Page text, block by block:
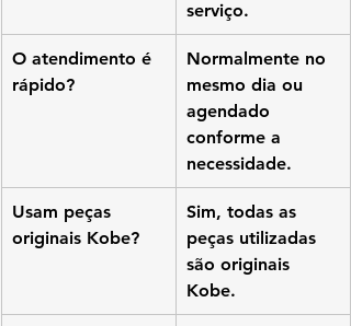
serviço.
O atendimento é
rápido?
Normalmente no
mesmo dia ou
agendado
conforme a
necessidade.
Usam peças
originais Kobe?
Sim, todas as
peças utilizadas
são originais
Kobe.